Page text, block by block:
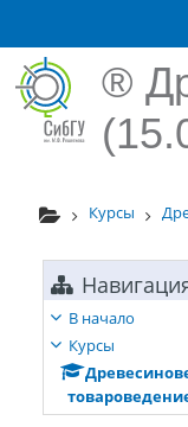
®
Курсы
В начало
Курсы